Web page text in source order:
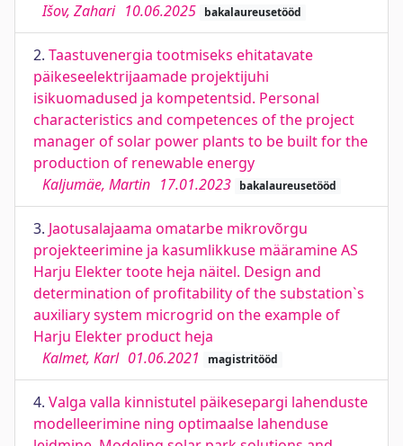
Išov, Zahari 10.06.2025 bakalaureusetööd
2. Taastuvenergia tootmiseks ehitatavate
päikeseelektrijaamade projektijuhi
isikuomadused ja kompetentsid. Personal
characteristics and competences of the project
manager of solar power plants to be built for the
production of renewable energy
Kaljumäe, Martin 17.01.2023 bakalaureusetööd
3. Jaotusalajaama omatarbe mikrovõrgu
projekteerimine ja kasumlikkuse määramine AS
Harju Elekter toote heja näitel. Design and
determination of profitability of the substation`s
auxiliary system microgrid on the example of
Harju Elekter product heja
Kalmet, Karl 01.06.2021 magistritööd
4. Valga valla kinnistutel päikesepargi lahenduste
modelleerimine ning optimaalse lahenduse